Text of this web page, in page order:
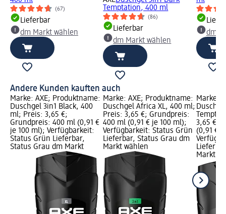
(67)
Lieferbar
dm Markt wählen
Temptation, 400 ml
(86)
Lieferbar
dm Markt wählen
dm
Andere Kunden kauften auch
Marke: AXE; Produktname:
Duschgel 3in1 Black, 400
ml; Preis: 3,65 €;
Grundpreis: 400 ml (0,91 €
je 100 ml); Verfügbarkeit:
Status Grün Lieferbar,
Status Grau dm Markt
Marke: AXE; Produktname:
Duschgel Africa XL, 400 ml;
Preis: 3,65 €; Grundpreis:
400 ml (0,91 € je 100 ml);
Verfügbarkeit: Status Grün
Lieferbar, Status Grau dm
Markt wählen
Marke:
3,65 €;
(0,91 €
Markt